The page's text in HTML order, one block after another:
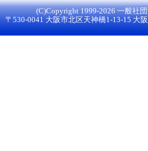
(C)Copyright 1999-2026 一般社
〒530-0041 大阪市北区天神橋1-13-15 大